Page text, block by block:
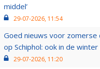
middel’
29-07-2026, 11:54
Goed nieuws voor zomerse
op Schiphol: ook in de
29-07-2026, 11:20